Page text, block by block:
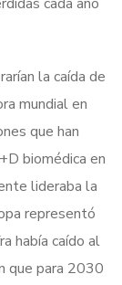
la caída de
mundial en
que han
biomédica en
lideraba la
representó
había caído al
que para 2030